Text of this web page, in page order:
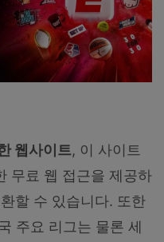
웹사이트, 이 사이트
무료 웹 접근을 제공하
할 수 있습니다. 또한
주요 리그는 물론 세